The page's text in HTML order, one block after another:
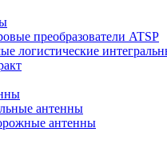
преобразователи ATSP
логистические
антенны
антенны